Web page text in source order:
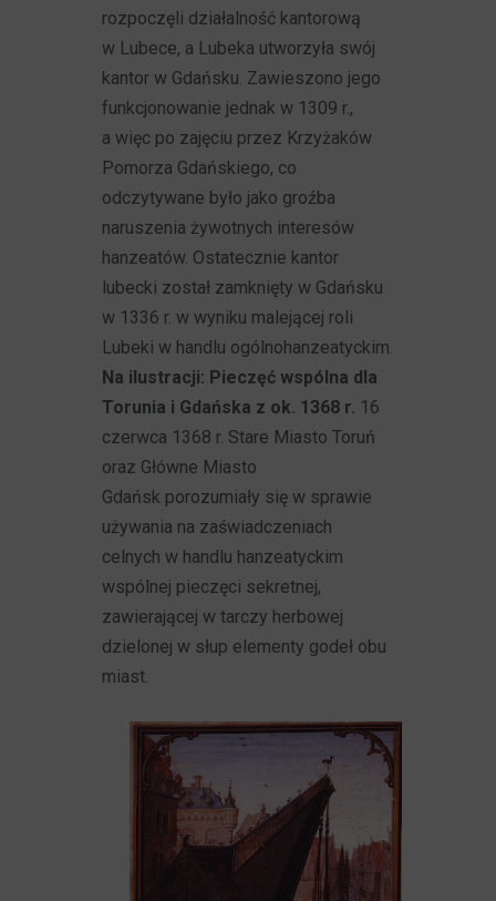
rozpoczęli działalność kantorową
w Lubece, a Lubeka utworzyła swój
kantor w Gdańsku. Zawieszono jego
funkcjonowanie jednak w 1309 r.,
a więc po zajęciu przez Krzyżaków
Pomorza Gdańskiego, co
odczytywane było jako groźba
naruszenia żywotnych interesów
hanzeatów. Ostatecznie kantor
lubecki został zamknięty w Gdańsku
w 1336 r. w wyniku malejącej roli
Lubeki w handlu ogólnohanzeatyckim.
Na ilustracji: Pieczęć wspólna dla
Torunia i Gdańska z ok. 1368 r. 16
czerwca 1368 r. Stare Miasto Toruń
oraz Główne Miasto
Gdańsk porozumiały się w sprawie
używania na zaświadczeniach
celnych w handlu hanzeatyckim
wspólnej pieczęci sekretnej,
zawierającej w tarczy herbowej
dzielonej w słup elementy godeł obu
miast.